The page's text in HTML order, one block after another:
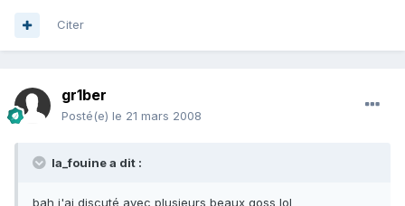
Citer
gr1ber
Posté(e) le 21 mars 2008
la_fouine a dit :
bah j'ai discuté avec plusieurs beaux goss lol